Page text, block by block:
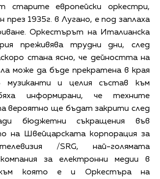
старите европейски оркестри,
през 1935г. в Лугано, е под заплаха
Оркестърът на Италианска
преживява трудни дни, след
стана ясно, че дейността на
може да бъде прекратена в края
музиканти и целия състав към
информирани, че техните
вероятно ще бъдат закрити след
бюджетни съкращения във
на Швейцарската корпорация за
/SRG, най-голямата
за електронни медии в
която е и Оркестъра на